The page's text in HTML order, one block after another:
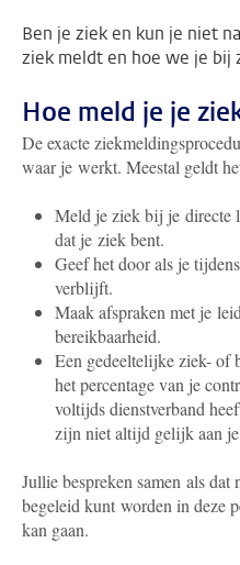
Ben je ziek en kun je niet
ziek meldt en hoe we je bij
Hoe meld je je
De exacte
waar je werkt. Meestal geldt
Meld je ziek bij je directe
dat je ziek bent.
Geef het door als je
verblijft.
Maak afspraken met je
bereikbaarheid.
Een gedeeltelijke ziek- of
het percentage van je
voltijds dienstverband
zijn niet altijd gelijk aan je
Jullie bespreken samen als dat
begeleid kunt worden in deze
kan gaan.